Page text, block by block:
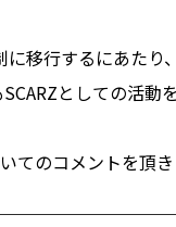
に移行するにあた
としての活動
てのコメントを頂